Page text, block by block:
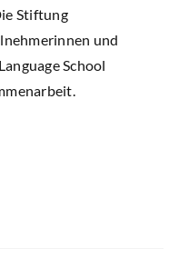
Stiftung
und
School